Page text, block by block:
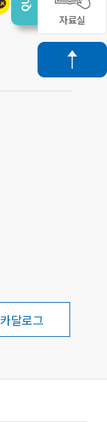
자료실
카달로그